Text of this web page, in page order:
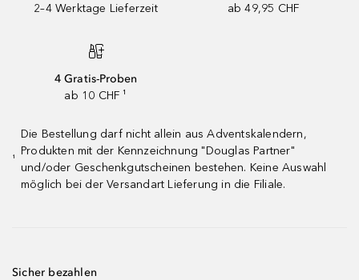
2–4 Werktage Lieferzeit
ab 49,95 CHF
4 Gratis-Proben
ab 10 CHF ¹
¹
Die Bestellung darf nicht allein aus Adventskalendern,
Produkten mit der Kennzeichnung "Douglas Partner"
und/oder Geschenkgutscheinen bestehen. Keine Auswahl
möglich bei der Versandart Lieferung in die Filiale.
Sicher bezahlen